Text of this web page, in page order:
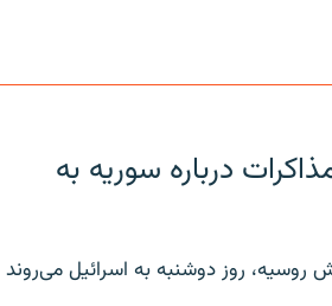
درباره سوریه به
روز دوشنبه به اسرائیل می‌روند